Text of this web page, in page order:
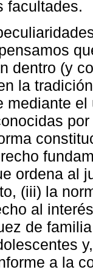
facultades.
dentro (y
la
mediante
ordena al
(iii) la
al
de
a la